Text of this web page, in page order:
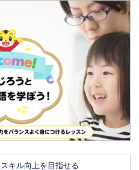
キル向上を目指せる